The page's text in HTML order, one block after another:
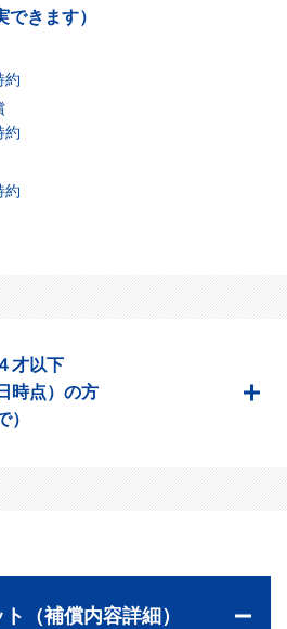
できます）
約
約
約
才以下
時点）の方
）
（補償内容詳細）